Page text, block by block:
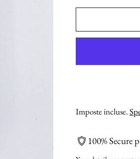
Imposte incluse.
100% Secure